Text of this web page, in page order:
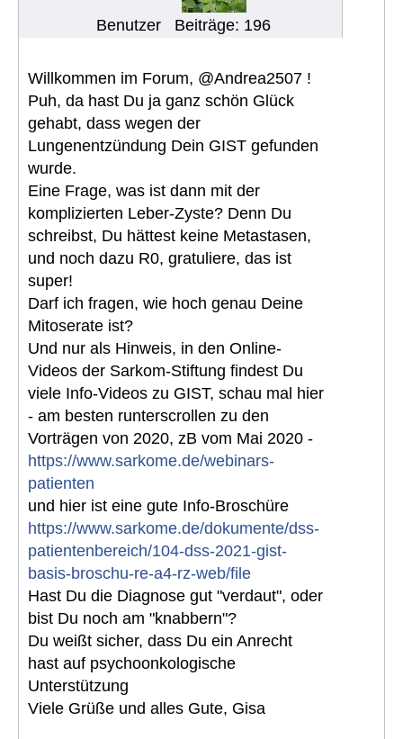
Benutzer Beiträge: 196
Willkommen im Forum, @Andrea2507 !
Puh, da hast Du ja ganz schön Glück
gehabt, dass wegen der
Lungenentzündung Dein GIST gefunden
wurde.
Eine Frage, was ist dann mit der
komplizierten Leber-Zyste? Denn Du
schreibst, Du hättest keine Metastasen,
und noch dazu R0, gratuliere, das ist
super!
Darf ich fragen, wie hoch genau Deine
Mitoserate ist?
Und nur als Hinweis, in den Online-
Videos der Sarkom-Stiftung findest Du
viele Info-Videos zu GIST, schau mal hier
- am besten runterscrollen zu den
Vorträgen von 2020, zB vom Mai 2020 -
https://www.sarkome.de/webinars-
patienten
und hier ist eine gute Info-Broschüre
https://www.sarkome.de/dokumente/dss-
patientenbereich/104-dss-2021-gist-
basis-broschu-re-a4-rz-web/file
Hast Du die Diagnose gut "verdaut", oder
bist Du noch am "knabbern"?
Du weißt sicher, dass Du ein Anrecht
hast auf psychoonkologische
Unterstützung
Viele Grüße und alles Gute, Gisa